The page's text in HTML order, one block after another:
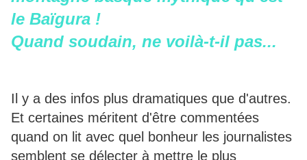
le Baïgura !
Quand soudain, ne voilà-t-il pas...
Il y a des infos plus dramatiques que d'autres.
Et certaines méritent d'être commentées
quand on lit avec quel bonheur les journalistes
semblent se délecter à mettre le plus